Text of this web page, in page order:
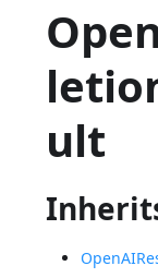
ult